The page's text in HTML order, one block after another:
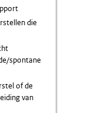
die
spontane
of de
van